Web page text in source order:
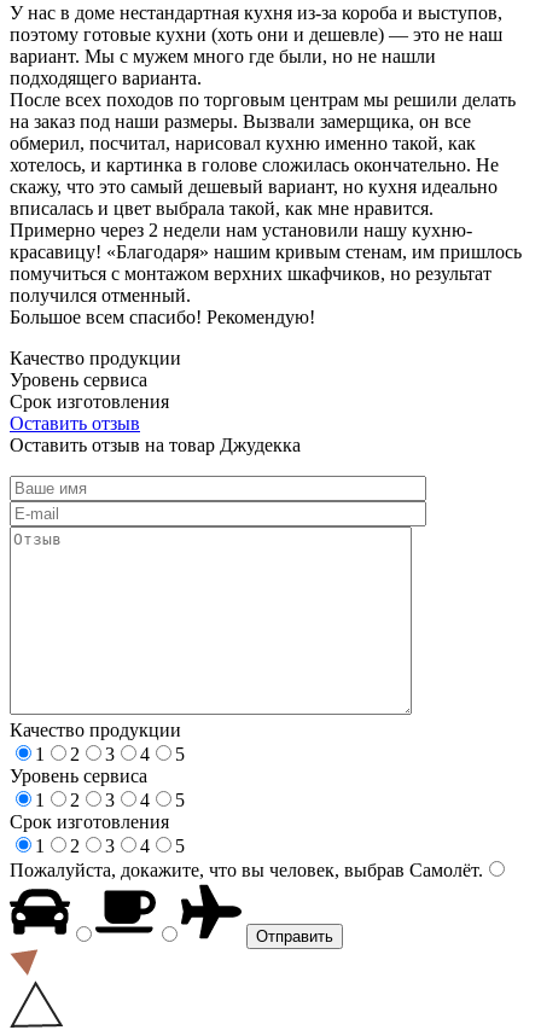
У нас в доме нестандартная кухня из-за короба и выступов,
поэтому готовые кухни (хоть они и дешевле) — это не наш
вариант. Мы с мужем много где были, но не нашли
подходящего варианта.
После всех походов по торговым центрам мы решили делать
на заказ под наши размеры. Вызвали замерщика, он все
обмерил, посчитал, нарисовал кухню именно такой, как
хотелось, и картинка в голове сложилась окончательно. Не
скажу, что это самый дешевый вариант, но кухня идеально
вписалась и цвет выбрала такой, как мне нравится.
Примерно через 2 недели нам установили нашу кухню-
красавицу! «Благодаря» нашим кривым стенам, им пришлось
помучиться с монтажом верхних шкафчиков, но результат
получился отменный.
Большое всем спасибо! Рекомендую!
Качество продукции
Уровень сервиса
Срок изготовления
Оставить отзыв
Оставить отзыв на товар Джудекка
Качество продукции
1
2 3 4
5
Уровень сервиса
1
2 3 4
5
Срок изготовления
1
2 3 4
5
Пожалуйста, докажите, что вы человек, выбрав Самолёт.